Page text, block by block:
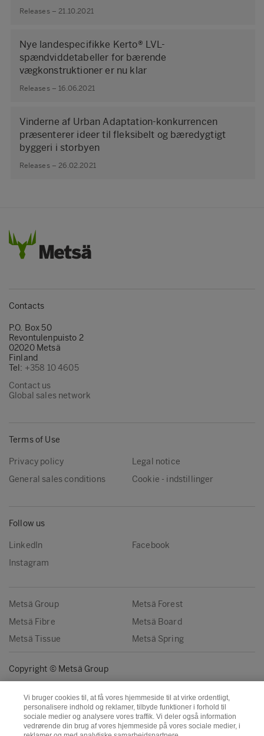
Releases – 21.10.2021
Nye landespecifikke Kerto® LVL-
spændviddetabeller for bærende
vægkonstruktioner er nu klar
Releases – 16.06.2021
Vinderne af Urban Adaptation-konkurrencen
præsenterer ideer til fleksibelt og bæredygtigt
byggeri i storbyen
Releases – 26.02.2021
Contacts
P.O. Box 50
Revontulenpuisto 2
02020 Metsä
Finland
Tel: +358 10 4605
Contact us
Global sales network
Terms of Use
Privacy policy
Legal notice
General sales conditions
Cookie - indstillinger
Follow us
LinkedIn
Facebook
Instagram
Metsä Group
Metsä Forest
Metsä Fibre
Metsä Board
Metsä Tissue
Metsä Spring
Copyright © Metsä Group
Vi bruger cookies til, at få vores hjemmeside til at virke ordentligt,
personalisere indhold og reklamer, tilbyde funktioner i forhold til
sociale medier og analysere vores traffik. Vi deler også information
vedrørende din brug af vores hjemmeside på vores sociale medier, i